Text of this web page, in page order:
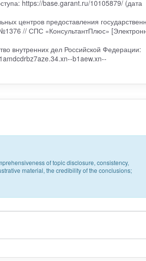
https://base.garant.ru/10105879/ (дата
центров предоставления
// СПС «КонсультантПлюс»
внутренних дел Российской Федерации:
b1aew.xn--
of topic disclosure, consistency,
material, the credibility of the conclusions;